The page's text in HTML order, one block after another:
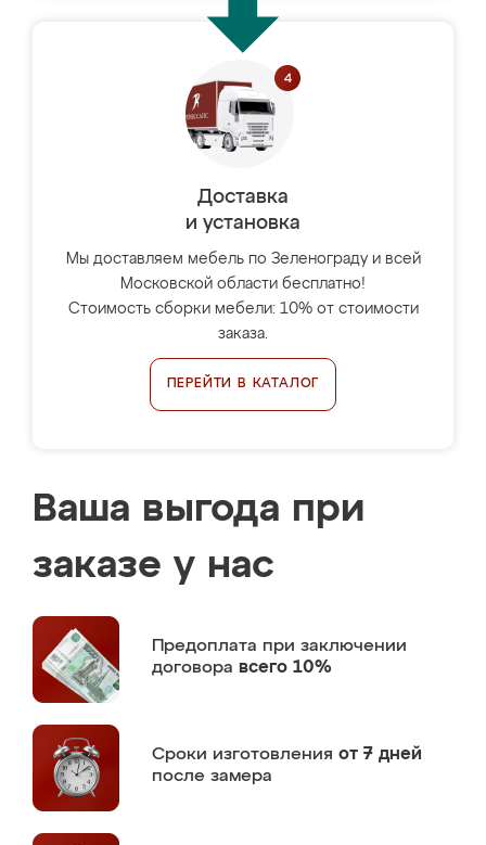
Доставка
и установка
Мы доставляем мебель по Зеленограду и всей
Московской области бесплатно!
Стоимость сборки мебели: 10% от стоимости
заказа.
ПЕРЕЙТИ В КАТАЛОГ
Ваша выгода при
заказе у нас
Предоплата при заключении
договора всего 10%
Сроки изготовления от 7 дней
после замера